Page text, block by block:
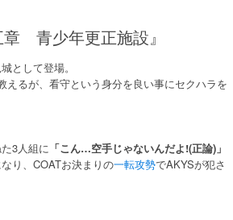
章 青少年更正施設』
として登場。
えるが、看守という身分を良い事にセクハラを
3人組に 「こん…空手じゃないんだよ!(正論)」
り、COATお決まりの一転攻勢でAKYSが犯さ